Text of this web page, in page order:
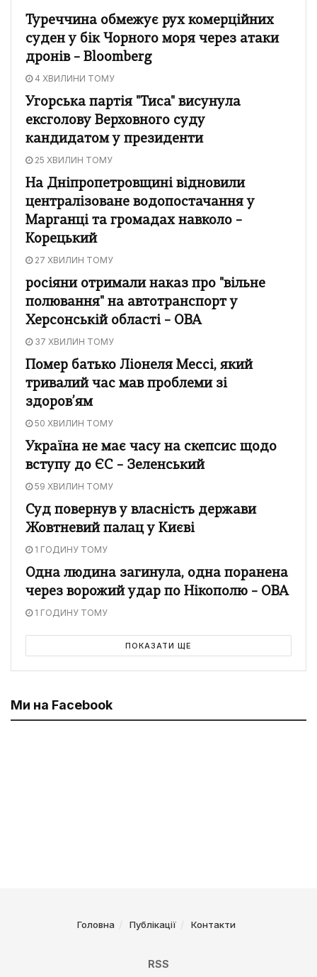
Туреччина обмежує рух комерційних
суден у бік Чорного моря через атаки
дронів – Bloomberg
4 ХВИЛИНИ ТОМУ
Угорська партія "Тиса" висунула
ексголову Верховного суду
кандидатом у президенти
25 ХВИЛИН ТОМУ
На Дніпропетровщині відновили
централізоване водопостачання у
Марганці та громадах навколо –
Корецький
27 ХВИЛИН ТОМУ
росіяни отримали наказ про "вільне
полювання" на автотранспорт у
Херсонській області – ОВА
37 ХВИЛИН ТОМУ
Помер батько Ліонеля Мессі, який
тривалий час мав проблеми зі
здоров’ям
50 ХВИЛИН ТОМУ
Україна не має часу на скепсис щодо
вступу до ЄС – Зеленський
59 ХВИЛИН ТОМУ
Суд повернув у власність держави
Жовтневий палац у Києві
1 ГОДИНУ ТОМУ
Одна людина загинула, одна поранена
через ворожий удар по Нікополю – ОВА
1 ГОДИНУ ТОМУ
ПОКАЗАТИ ЩЕ
Ми на Facebook
Головна Публікації Контакти
RSS